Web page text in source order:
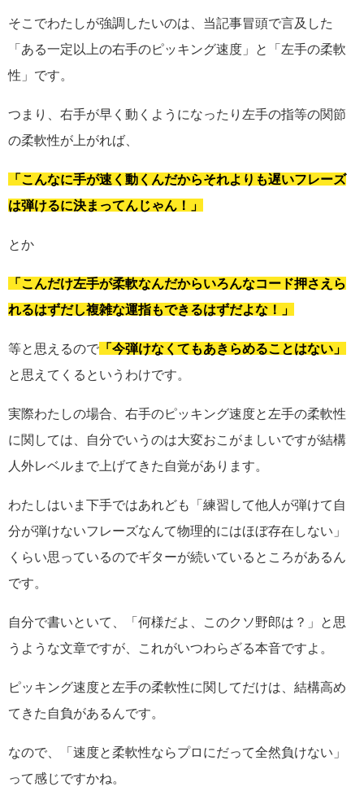
そこでわたしが強調したいのは、当記事冒頭で言及した
「ある一定以上の右手のピッキング速度」と「左手の柔軟
性」です。
つまり、右手が早く動くようになったり左手の指等の関節
の柔軟性が上がれば、
「こんなに手が速く動くんだからそれよりも遅いフレーズ
は弾けるに決まってんじゃん！」
とか
「こんだけ左手が柔軟なんだからいろんなコード押さえら
れるはずだし複雑な運指もできるはずだよな！」
等と思えるので 「今弾けなくてもあきらめることはない」
と思えてくるというわけです。
実際わたしの場合、右手のピッキング速度と左手の柔軟性
に関しては、自分でいうのは大変おこがましいですが結構
人外レベルまで上げてきた自覚があります。
わたしはいま下手ではあれども「練習して他人が弾けて自
分が弾けないフレーズなんて物理的にはほぼ存在しない」
くらい思っているのでギターが続いているところがあるん
です。
自分で書いといて、「何様だよ、このクソ野郎は？」と思
うような文章ですが、これがいつわらざる本音ですよ。
ピッキング速度と左手の柔軟性に関してだけは、結構高め
てきた自負があるんです。
なので、「速度と柔軟性ならプロにだって全然負けない」
って感じですかね。